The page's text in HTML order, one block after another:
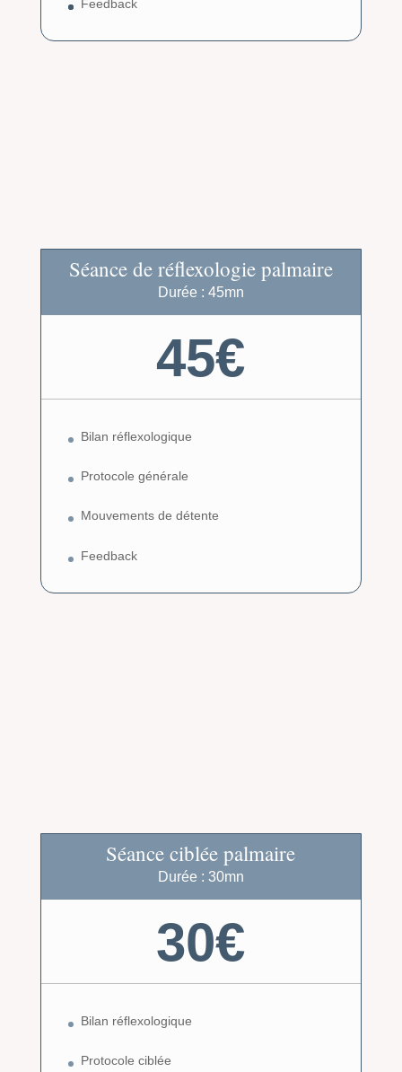
Feedback
Séance de réflexologie palmaire
Durée : 45mn
45€
Bilan réflexologique
Protocole générale
Mouvements de détente
Feedback
Séance ciblée palmaire
Durée : 30mn
30€
Bilan réflexologique
Protocole ciblée